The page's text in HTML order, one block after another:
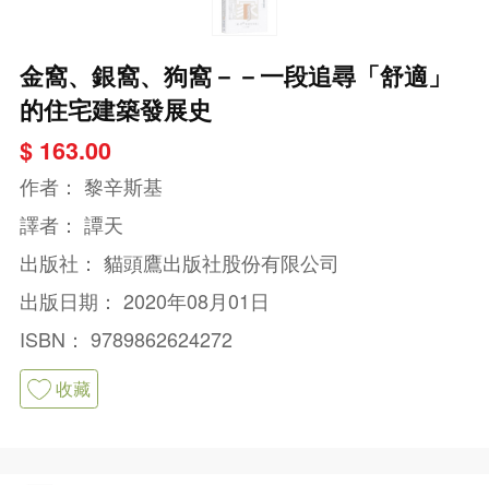
金窩、銀窩、狗窩－－一段追尋「舒適」
的住宅建築發展史
$ 163.00
作者： 黎辛斯基
譯者： 譚天
出版社： 貓頭鷹出版社股份有限公司
出版日期： 2020年08月01日
ISBN： 9789862624272
收藏